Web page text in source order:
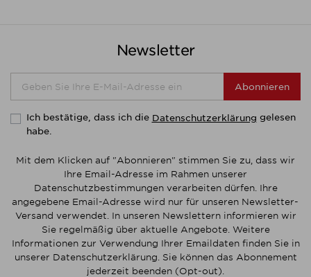
Newsletter
Abonnieren
Ich bestätige, dass ich die Datenschutzerklärung gelesen
habe.
Mit dem Klicken auf "Abonnieren" stimmen Sie zu, dass wir
Ihre Email-Adresse im Rahmen unserer
Datenschutzbestimmungen verarbeiten dürfen. Ihre
angegebene Email-Adresse wird nur für unseren Newsletter-
Versand verwendet. In unseren Newslettern informieren wir
Sie regelmäßig über aktuelle Angebote. Weitere
Informationen zur Verwendung Ihrer Emaildaten finden Sie in
unserer Datenschutzerklärung. Sie können das Abonnement
jederzeit beenden (Opt-out).